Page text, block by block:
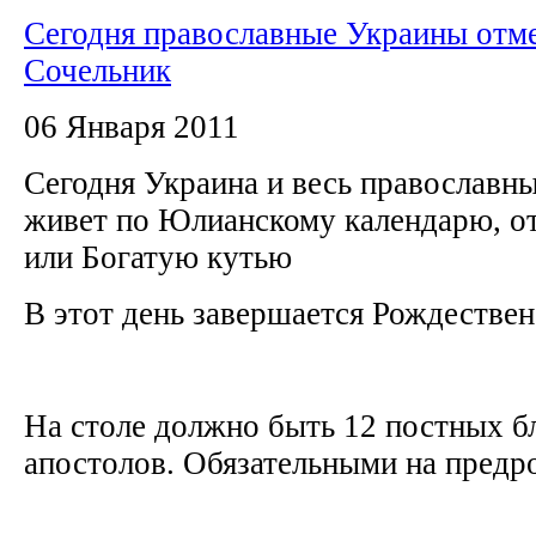
Сегодня православные Украины
Сочельник
06 Января 2011
Сегодня Украина и весь
живет по Юлианскому календарю,
или Богатую кутью
В этот день завершается
На столе должно быть 12 постных
апостолов. Обязательными на